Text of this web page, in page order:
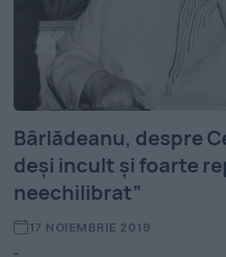
Bârlădeanu, despre
deşi incult şi foarte
neechilibrat”
17 NOIEMBRIE 2019